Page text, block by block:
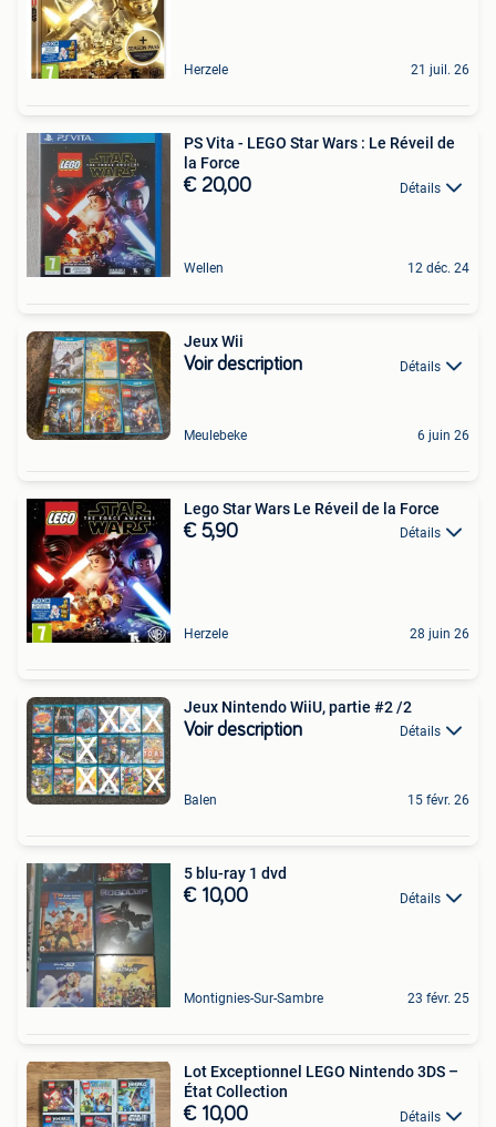
Herzele 21 juil. 26
PS Vita - LEGO Star Wars : Le Réveil de
la Force
€ 20,00 Détails
Wellen 12 déc. 24
Jeux Wii
Voir description Détails
Meulebeke 6 juin 26
Lego Star Wars Le Réveil de la Force
€ 5,90 Détails
Herzele 28 juin 26
Jeux Nintendo WiiU, partie #2 /2
Voir description Détails
Balen 15 févr. 26
5 blu-ray 1 dvd
€ 10,00 Détails
Montignies-Sur-Sambre 23 févr. 25
Lot Exceptionnel LEGO Nintendo 3DS –
État Collection
€ 10,00 Détails